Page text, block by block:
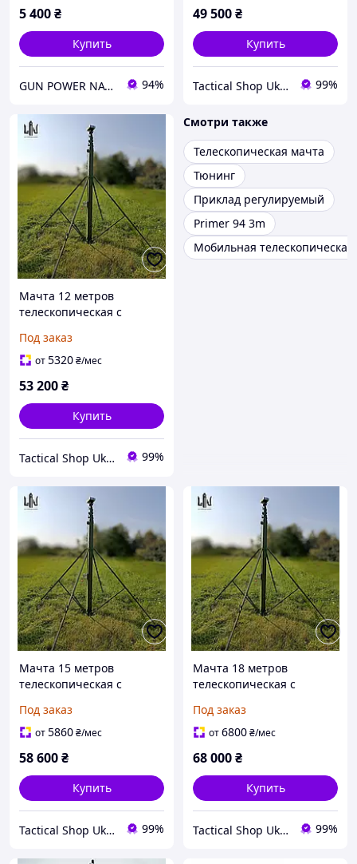
5 400₴
Купить
GUN POWER NATION 94%
49 500₴
Купить
Tactical Shop Ukraine 99%
Мачта 12 метров
телескопическая с
Под заказ
от5320₴/мес
53 200₴
Купить
Tactical Shop Ukraine 99%
Смотри также
Телескопическая мачта
Тюнинг
Приклад регулируемый
Primer 94 3m
Мобильная
Мачта 15 метров
телескопическая с
Под заказ
от5860₴/мес
58 600₴
Купить
Tactical Shop Ukraine 99%
Мачта 18 метров
телескопическая с
Под заказ
от6800₴/мес
68 000₴
Купить
Tactical Shop Ukraine 99%